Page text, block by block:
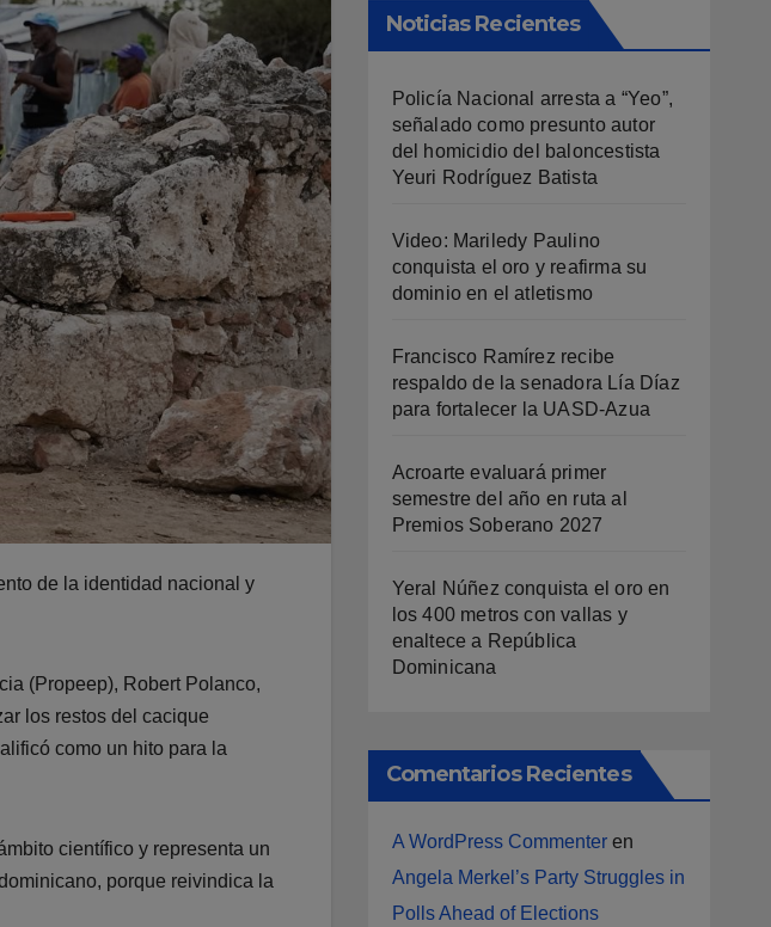
de la identidad nacional y
(Propeep), Robert Polanco,
los restos del cacique
como un hito para la
científico y representa un
porque reivindica la
Noticias Recientes
Policía Nacional arresta a “Yeo”,
señalado como presunto autor
del homicidio del baloncestista
Yeuri Rodríguez Batista
Video: Mariledy Paulino
conquista el oro y reafirma su
dominio en el atletismo
Francisco Ramírez recibe
respaldo de la senadora Lía Díaz
para fortalecer la UASD-Azua
Acroarte evaluará primer
semestre del año en ruta al
Premios Soberano 2027
Yeral Núñez conquista el oro en
los 400 metros con vallas y
enaltece a República
Dominicana
Comentarios Recientes
A WordPress Commenteren
Angela Merkel’s Party Struggles in
Polls Ahead of Elections